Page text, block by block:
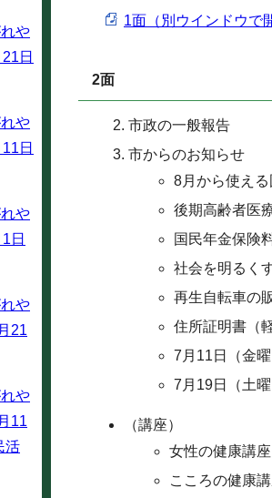
1面（別ウインドウで
2面
市政の一般報告
市からのお知らせ
8月から使え
後期高齢者医
国民年金保険
社会を明るく
再生自転車の
住所証明書（
7月11日（金
7月19日（土
（講座）
女性の健康講
こころの健康
や
日
や
日
や
日
や
21
や
11
活